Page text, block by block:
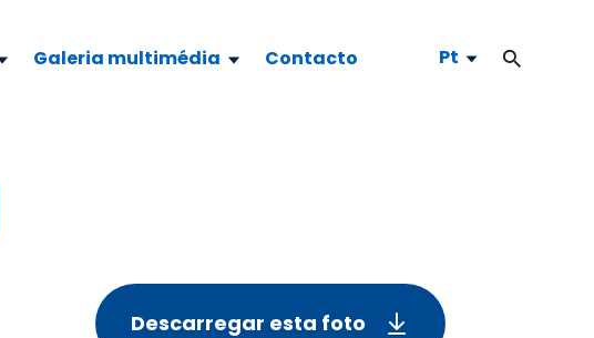
Galeria multimédia Contacto Pt
Descarregar esta foto